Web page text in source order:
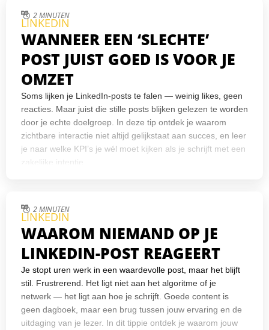
2 MINUTEN
LINKEDIN
WANNEER EEN ‘SLECHTE’
POST JUIST GOED IS VOOR JE
OMZET
Soms lijken je LinkedIn-posts te falen — weinig likes, geen
reacties. Maar juist die stille posts blijken gelezen te worden
door je echte doelgroep. In deze tip ontdek je waarom
zichtbare interactie niet altijd gelijkstaat aan succes, en leer
je naar welke KPI’s je wél moet kijken als je schrijft met een
zakelijke intentie.
2 MINUTEN
LINKEDIN
WAAROM NIEMAND OP JE
LINKEDIN-POST REAGEERT
Je stopt uren werk in een waardevolle post, maar het blijft
stil. Frustrerend. Het ligt niet aan het algoritme of je
netwerk — het ligt aan hoe je schrijft. Goede content is
geen dagboek, maar een brug tussen jouw ervaring en de
uitdaging van je lezer. In dit tippie ontdek je waarom jouw